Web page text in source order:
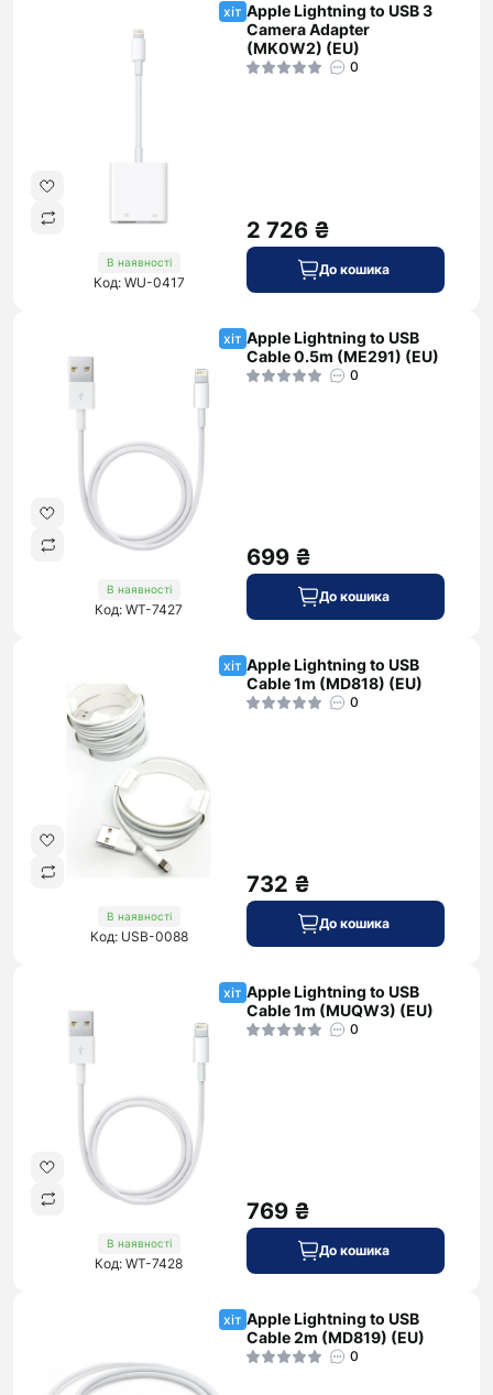
хіт
В наявності
Код: WU-0417
Apple Lightning to USB 3
Camera Adapter
(MK0W2) (EU)
0
2 726 ₴
До кошика
хіт
В наявності
Код: WT-7427
Apple Lightning to USB
Cable 0.5m (ME291) (EU)
0
699 ₴
До кошика
хіт
В наявності
Код: USB-0088
Apple Lightning to USB
Cable 1m (MD818) (EU)
0
732 ₴
До кошика
хіт
В наявності
Код: WT-7428
Apple Lightning to USB
Cable 1m (MUQW3) (EU)
0
769 ₴
До кошика
хіт Apple Lightning to USB
Cable 2m (MD819) (EU)
0